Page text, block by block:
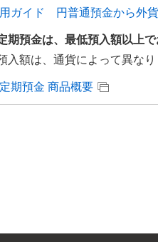
ガイド 円普通預金から外
期預金は、最低預入額以上で
入額は、通貨によって異な
期預金 商品概要